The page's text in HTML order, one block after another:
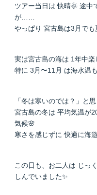
ツアー当日は 快晴🌞 途中
が……
やっぱり 宮古島は3月で
実は宮古島の海は 1年中
特に 3月〜11月 は海水温
「冬は寒いのでは？」と
宮古島の冬は 平均気温が
気候🌸
寒さを感じずに 快適に海
この日も、お二人は じっ
しんでいました✨